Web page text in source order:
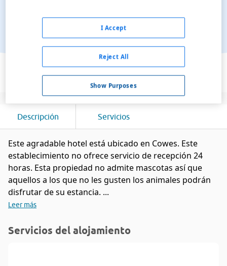
Ver en el mapa
Descripción Servicios
Este agradable hotel está ubicado en Cowes. Este
establecimiento no ofrece servicio de recepción 24
horas. Esta propiedad no admite mascotas así que
aquellos a los que no les gusten los animales podrán
disfrutar de su estancia. ...
Leer más
Servicios del alojamiento
Show Purposes
Reject All
I Accept